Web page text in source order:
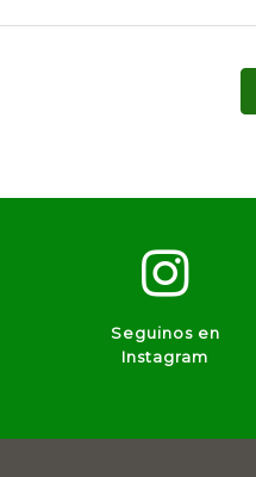
Seguinos en
Instagram